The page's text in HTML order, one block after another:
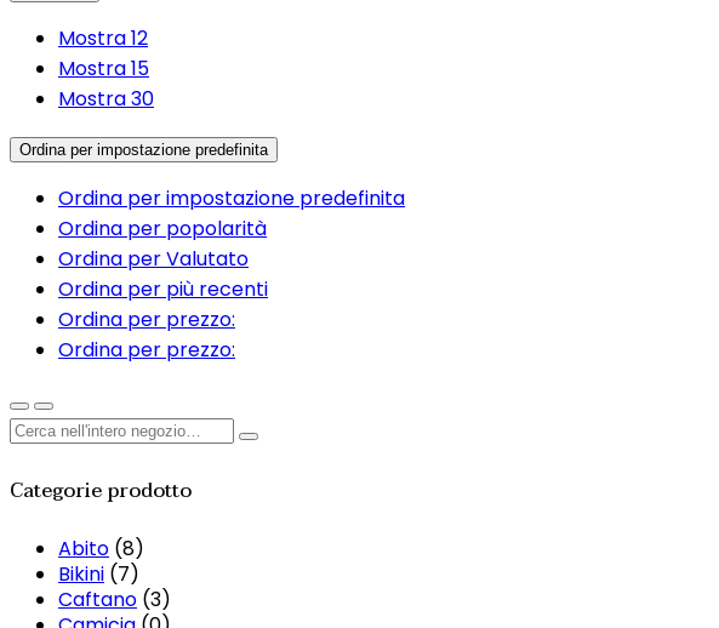
Mostra 12
Mostra 15
Mostra 30
Ordina per impostazione predefinita
Ordina per impostazione predefinita
Ordina per popolarità
Ordina per Valutato
Ordina per più recenti
Ordina per prezzo:
Ordina per prezzo:
Categorie prodotto
Abito (8)
Bikini (7)
Caftano (3)